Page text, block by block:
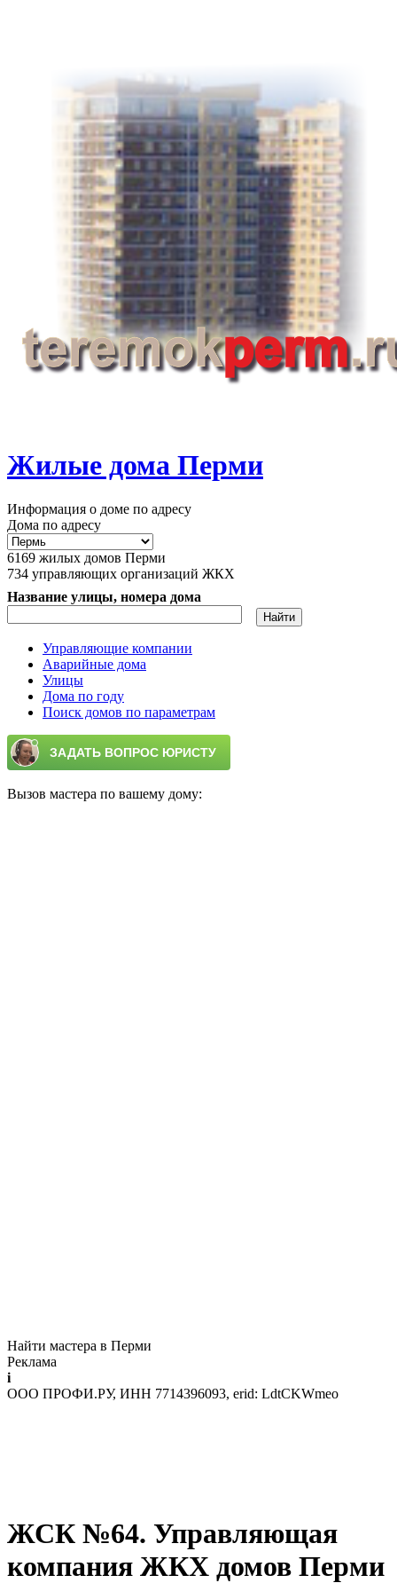
Жилые дома Перми
Информация о доме по адресу
Дома по адресу
6169 жилых домов Перми
734 управляющих организаций ЖКХ
Название улицы, номера дома
Главное меню
Управляющие компании
Аварийные дома
Улицы
Дома по году
Поиск домов по параметрам
Вызов мастера по вашему дому:
Найти мастера в Перми
Реклама
i
ООО ПРОФИ.РУ, ИНН 7714396093, erid: LdtCKWmeo
ЖСК №64. Управляющая
компания ЖКХ домов Перми